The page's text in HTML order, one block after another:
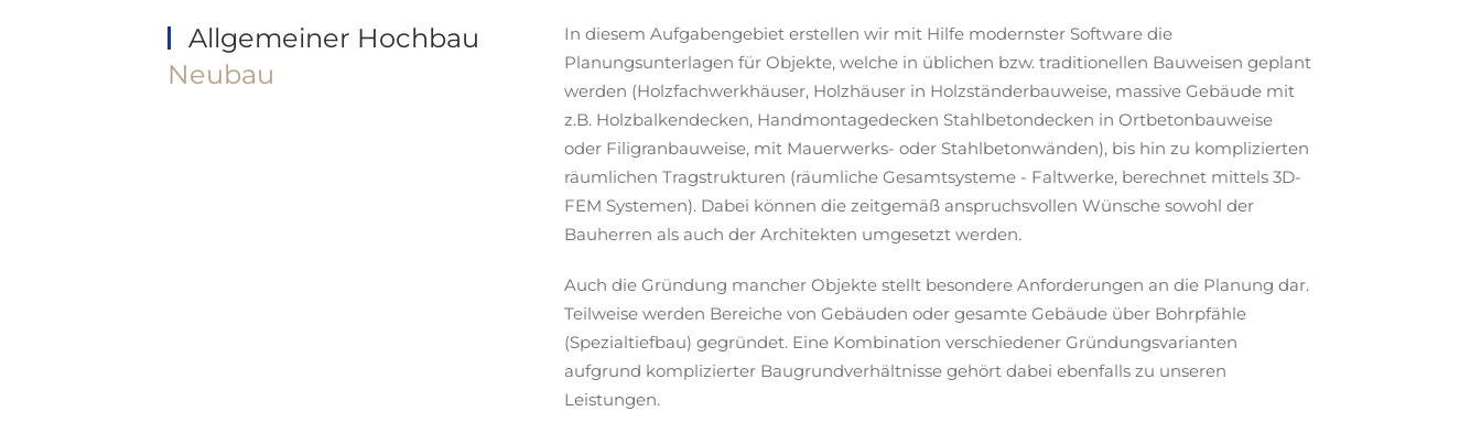
Allgemeiner Hochbau
Neubau
In diesem Aufgabengebiet erstellen wir mit Hilfe modernster Software die
Planungsunterlagen für Objekte, welche in üblichen bzw. traditionellen Bauweisen geplant
werden (Holzfachwerkhäuser, Holzhäuser in Holzständerbauweise, massive Gebäude mit
z.B. Holzbalkendecken, Handmontagedecken Stahlbetondecken in Ortbetonbauweise
oder Filigranbauweise, mit Mauerwerks- oder Stahlbetonwänden), bis hin zu komplizierten
räumlichen Tragstrukturen (räumliche Gesamtsysteme - Faltwerke, berechnet mittels 3D-
FEM Systemen). Dabei können die zeitgemäß anspruchsvollen Wünsche sowohl der
Bauherren als auch der Architekten umgesetzt werden.
Auch die Gründung mancher Objekte stellt besondere Anforderungen an die Planung dar.
Teilweise werden Bereiche von Gebäuden oder gesamte Gebäude über Bohrpfähle
(Spezialtiefbau) gegründet. Eine Kombination verschiedener Gründungsvarianten
aufgrund komplizierter Baugrundverhältnisse gehört dabei ebenfalls zu unseren
Leistungen.